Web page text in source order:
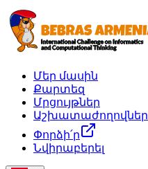
Մեր մասին
Քարտեզ
Մրցույթներ
Աշխատաժողովներ
Փորձի՛ր
Նվիրաբերել